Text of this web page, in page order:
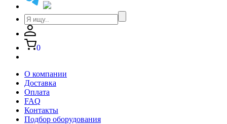
0
О компании
Доставка
Оплата
FAQ
Контакты
Подбор оборудования